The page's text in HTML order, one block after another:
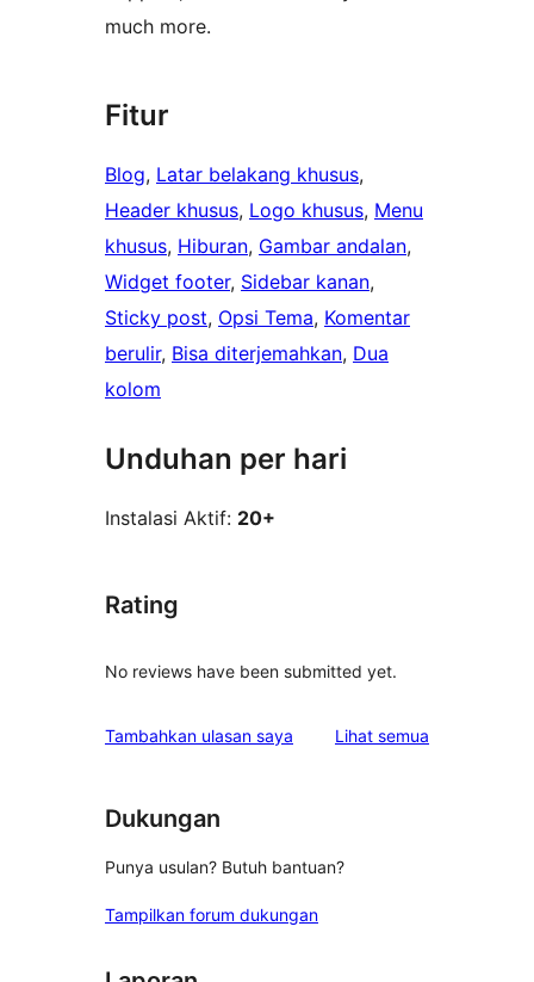
much more.
Fitur
Blog, Latar belakang khusus
Header khusus, Logo khusus, Menu
khusus, Hiburan, Gambar andalan
Widget footer, Sidebar kanan
Sticky post, Opsi Tema, Komentar
berulir, Bisa diterjemahkan, Dua
kolom
Unduhan per hari
Instalasi Aktif: 20+
Rating
No reviews have been submitted yet.
Tambahkan ulasan saya Lihat semua
Dukungan
Punya usulan? Butuh bantuan?
Tampilkan forum dukungan